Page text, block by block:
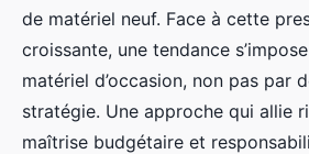
de matériel neuf. Face à cette
croissante, une tendance
matériel d’occasion, non pas par
stratégie. Une approche qui allie
maîtrise budgétaire et